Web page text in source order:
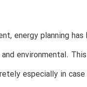
energy planning
environmental.
especially in